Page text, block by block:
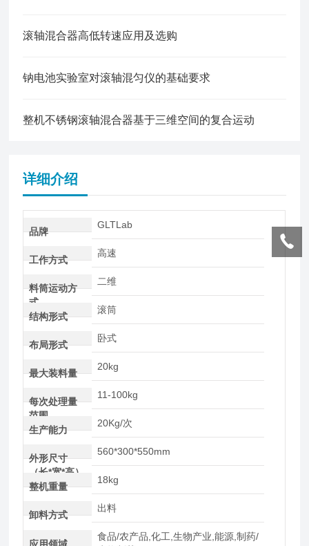
滚轴混合器高低转速应用及选购
钠电池实验室对滚轴混匀仪的基础要求
整机不锈钢滚轴混合器基于三维空间的复合运动
详细介绍
品牌
GLTLab
工作方式
高速
料筒运动方
式
二维
结构形式
滚筒
布局形式
卧式
最大装料量
20kg
每次处理量
范围
11-100kg
生产能力
20Kg/次
外形尺寸
（长*宽*高）
560*300*550mm
整机重量
18kg
卸料方式
出料
应用领域
食品/农产品,化工,生物产业,能源,制药/